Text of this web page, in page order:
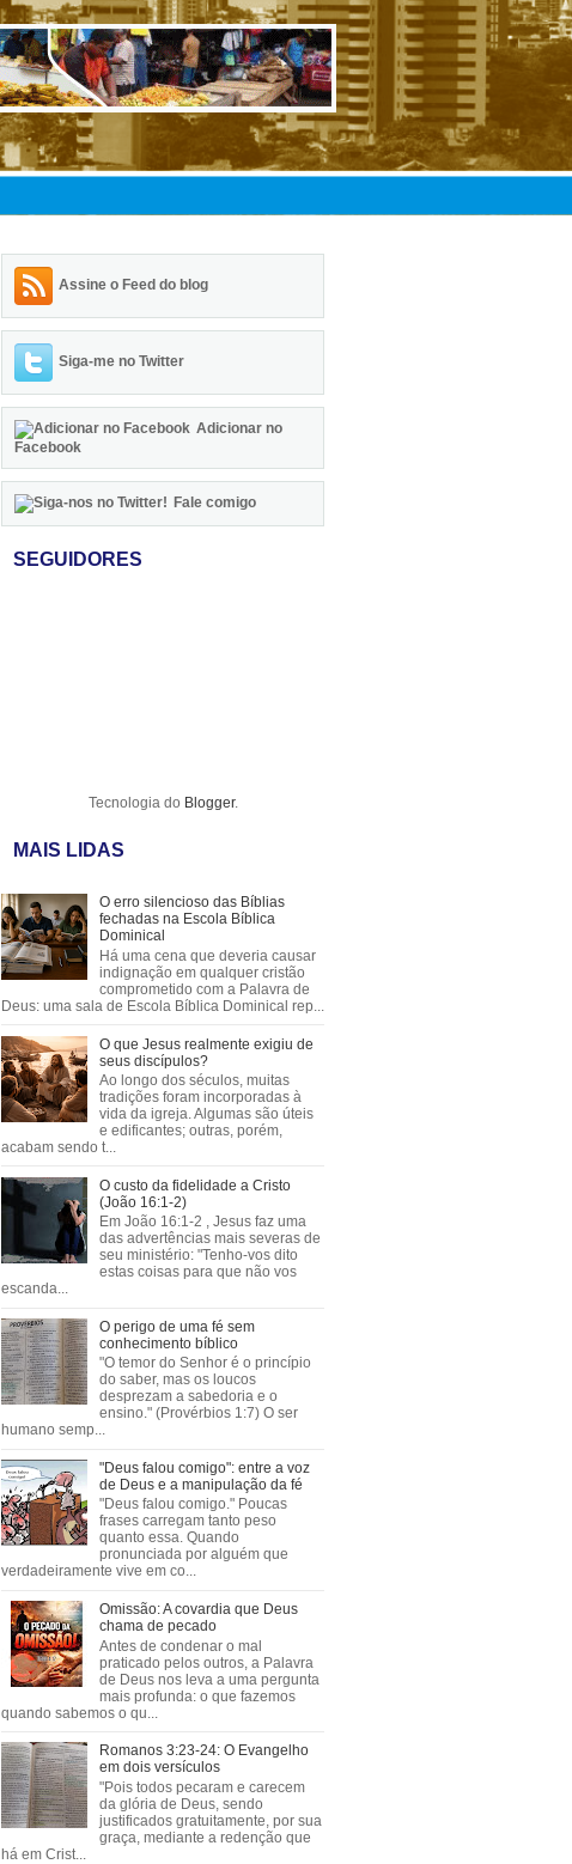
Assine o Feed do blog
Siga-me no Twitter
Adicionar no
Facebook
Fale comigo
SEGUIDORES
Tecnologia do Blogger.
MAIS LIDAS
O erro silencioso das Bíblias
fechadas na Escola Bíblica
Dominical
Há uma cena que deveria causar
indignação em qualquer cristão
comprometido com a Palavra de
Deus: uma sala de Escola Bíblica Dominical rep...
O que Jesus realmente exigiu de
seus discípulos?
Ao longo dos séculos, muitas
tradições foram incorporadas à
vida da igreja. Algumas são úteis
e edificantes; outras, porém,
acabam sendo t...
O custo da fidelidade a Cristo
(João 16:1-2)
Em João 16:1-2 , Jesus faz uma
das advertências mais severas de
seu ministério: "Tenho-vos dito
estas coisas para que não vos
escanda...
O perigo de uma fé sem
conhecimento bíblico
"O temor do Senhor é o princípio
do saber, mas os loucos
desprezam a sabedoria e o
ensino." (Provérbios 1:7) O ser
humano semp...
"Deus falou comigo": entre a voz
de Deus e a manipulação da fé
"Deus falou comigo." Poucas
frases carregam tanto peso
quanto essa. Quando
pronunciada por alguém que
verdadeiramente vive em co...
Omissão: A covardia que Deus
chama de pecado
Antes de condenar o mal
praticado pelos outros, a Palavra
de Deus nos leva a uma pergunta
mais profunda: o que fazemos
quando sabemos o qu...
Romanos 3:23-24: O Evangelho
em dois versículos
"Pois todos pecaram e carecem
da glória de Deus, sendo
justificados gratuitamente, por sua
graça, mediante a redenção que
há em Crist...